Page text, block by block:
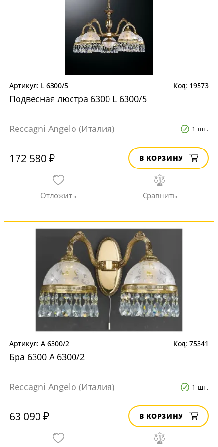
L 6300/5 19573
Подвесная люстра 6300 L 6300/5
Reccagni Angelo (Италия) 1 шт.
172 580 ₽ В КОРЗИНУ
A 6300/2 75341
Бра 6300 A 6300/2
Reccagni Angelo (Италия) 1 шт.
63 090 ₽ В КОРЗИНУ